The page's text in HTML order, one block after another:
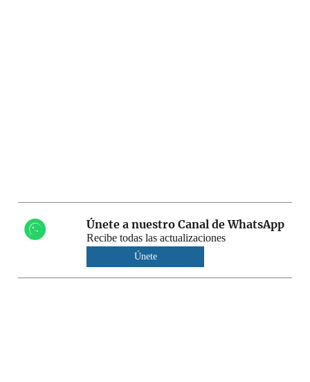
Únete a nuestro Canal de WhatsApp
Recibe todas las actualizaciones
Únete